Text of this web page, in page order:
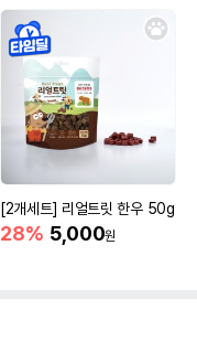
[2개세트] 리얼트릿 한우 50g
28% 5,000원